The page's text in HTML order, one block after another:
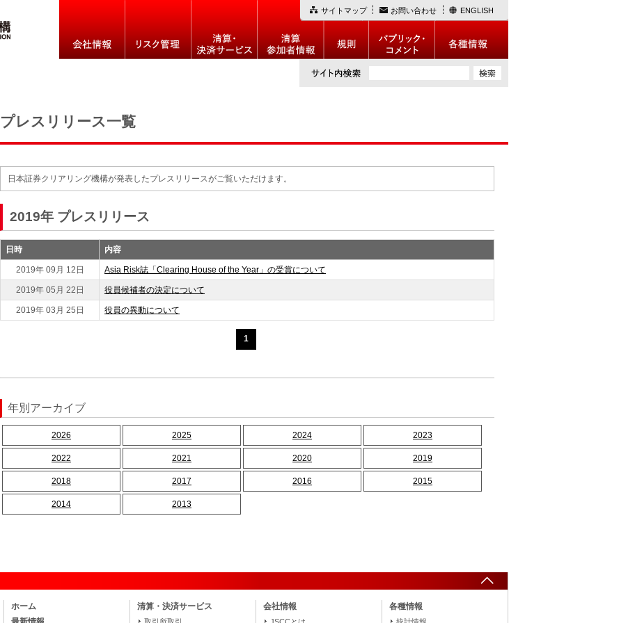
サイトマップ お問い合わせ ENGLISH
プレスリリース一覧
日本証券クリアリング機構が発表したプレスリリースがご覧いただけます。
2019年 プレスリリース
日時 内容
2019年 09月 12日 Asia Risk誌「Clearing House of the Year」の受賞について
2019年 05月 22日 役員候補者の決定について
2019年 03月 25日 役員の異動について
1
年別アーカイブ
2026 2025 2024 2023
2022 2021 2020 2019
2018 2017 2016 2015
2014 2013
ホーム
清算・決済サービス
取引所取引
会社情報
JSCCとは
各種情報
統計情報